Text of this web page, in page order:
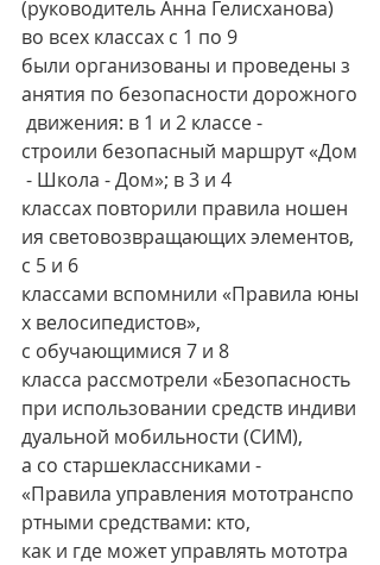
(руководитель Анна Гелисханова)
во всех классах с 1 по 9
были организованы и проведены з
анятия по безопасности дорожного
движения: в 1 и 2 классе -
строили безопасный маршрут «Дом
- Школа - Дом»; в 3 и 4
классах повторили правила ношен
ия световозвращающих элементов,
с 5 и 6
классами вспомнили «Правила юны
х велосипедистов»,
с обучающимися 7 и 8
класса рассмотрели «Безопасность
при использовании средств индиви
дуальной мобильности (СИМ),
а со старшеклассниками -
«Правила управления мототранспо
ртными средствами: кто,
как и где может управлять мототра